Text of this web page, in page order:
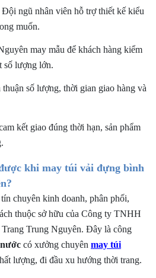
Đội ngũ nhân viên hỗ trợ thiết kế kiểu
muốn.
may mẫu để khách hàng kiểm
số lượng lớn.
thuận số lượng, thời gian giao hàng và
kết giao đúng thời hạn, sản phẩm
khi may túi vải đựng bình
chuyên kinh doanh, phân phối,
thuộc sở hữu của Công ty TNHH
Trung Nguyên. Đây là công
có xưởng chuyên may túi
lượng, đi đầu xu hướng thời trang.